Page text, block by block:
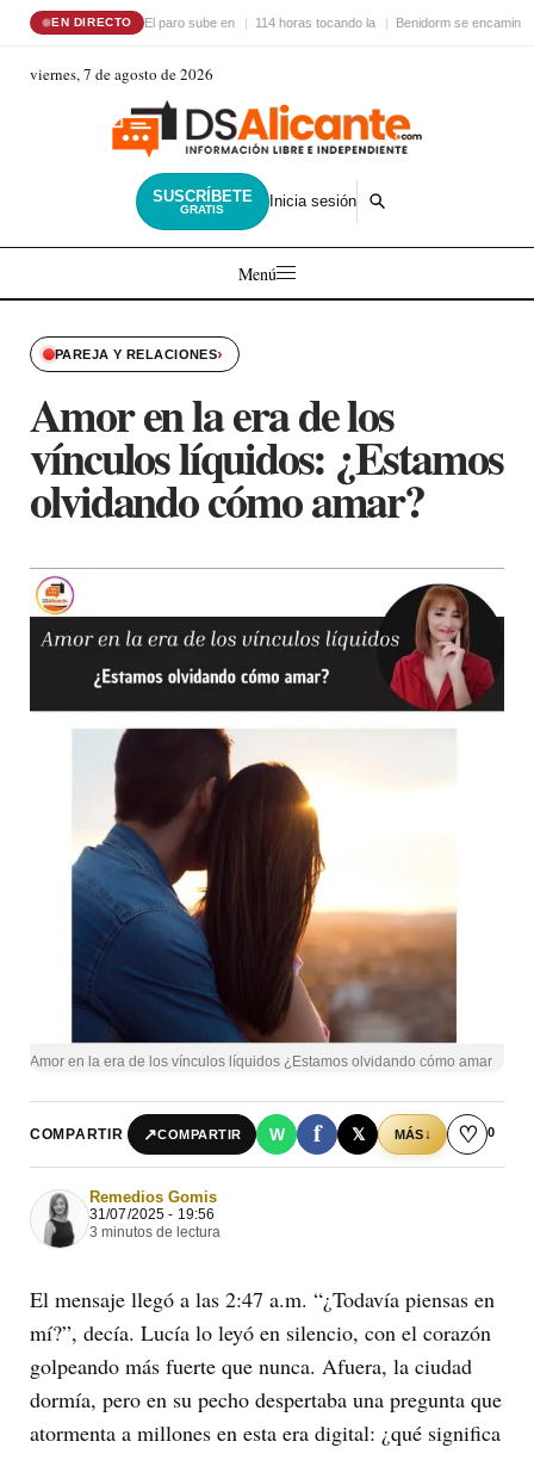
EN DIRECTO El paro sube en 114 horas tocando la Benidorm se encamina
viernes, 7 de agosto de 2026
SUSCRÍBETE
GRATIS Inicia sesión
Menú
PAREJA Y RELACIONES›
Amor en la era de los
vínculos líquidos: ¿Estamos
olvidando cómo amar?
Amor en la era de los vínculos líquidos ¿Estamos olvidando cómo amar
COMPARTIR ↗COMPARTIR W f 𝕏 MÁS↓ ♡ 0
Remedios Gomis
31/07/2025 - 19:56
3 minutos de lectura
El mensaje llegó a las 2:47 a.m. “¿Todavía piensas en
mí?”, decía. Lucía lo leyó en silencio, con el corazón
golpeando más fuerte que nunca. Afuera, la ciudad
dormía, pero en su pecho despertaba una pregunta que
atormenta a millones en esta era digital: ¿qué significa